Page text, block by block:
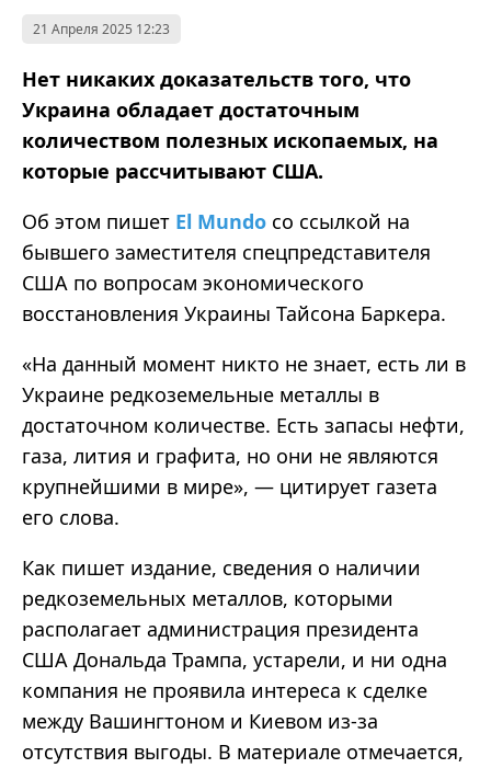
21 Апреля 2025 12:23
Нет никаких доказательств того, что
Украина обладает достаточным
количеством полезных ископаемых, на
которые рассчитывают США.
Об этом пишет El Mundo со ссылкой на
бывшего заместителя спецпредставителя
США по вопросам экономического
восстановления Украины Тайсона Баркера.
«На данный момент никто не знает, есть ли в
Украине редкоземельные металлы в
достаточном количестве. Есть запасы нефти,
газа, лития и графита, но они не являются
крупнейшими в мире», — цитирует газета
его слова.
Как пишет издание, сведения о наличии
редкоземельных металлов, которыми
располагает администрация президента
США Дональда Трампа, устарели, и ни одна
компания не проявила интереса к сделке
между Вашингтоном и Киевом из-за
отсутствия выгоды. В материале отмечается,